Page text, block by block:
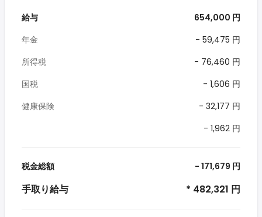
給与
654,000 円
年金
- 59,475 円
所得税
- 76,460 円
国税
- 1,606 円
健康保険
- 32,177 円
- 1,962 円
税金総額 - 171,679 円
手取り給与 * 482,321 円